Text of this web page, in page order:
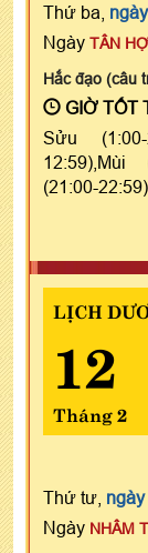
Thứ ba,
Ngày TÂN
Hắc đạo (câu
GIỜ TỐT
Sửu (1:00-
12:59),Mùi
(21:00-22:59)
LỊCH
12
Tháng 2
Thứ tư,
Ngày NHÂM